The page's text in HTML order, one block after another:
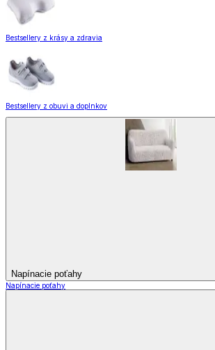
Bestsellery z krásy a zdravia
Bestsellery z obuvi a doplnkov
Napínacie poťahy
Napínacie poťahy